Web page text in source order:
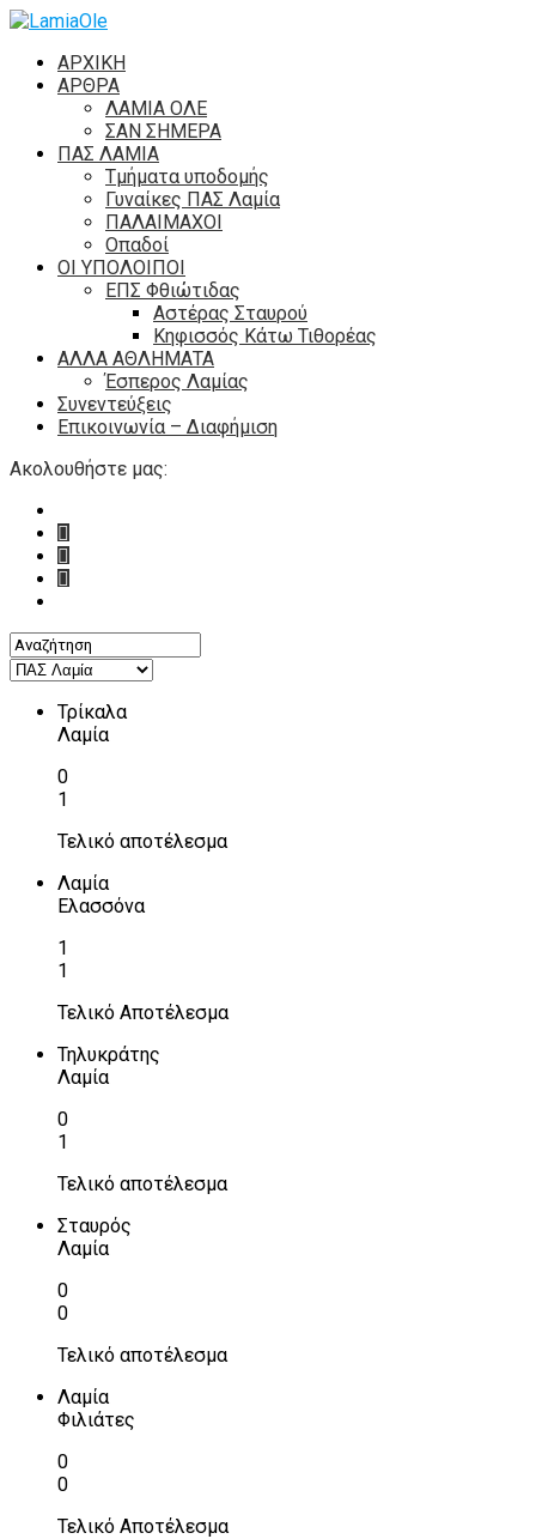
ΑΡΧΙΚΗ
ΑΡΘΡΑ
ΛΑΜΙΑ ΟΛΕ
ΣΑΝ ΣΗΜΕΡΑ
ΠΑΣ ΛΑΜΙΑ
Τμήματα υποδομής
Γυναίκες ΠΑΣ Λαμία
ΠΑΛΑΙΜΑΧΟΙ
Οπαδοί
ΟΙ ΥΠΟΛΟΙΠΟΙ
ΕΠΣ Φθιώτιδας
Αστέρας Σταυρού
Κηφισσός Κάτω Τιθορέας
ΑΛΛΑ ΑΘΛΗΜΑΤΑ
Έσπερος Λαμίας
Συνεντεύξεις
Επικοινωνία – Διαφήμιση
Ακολουθήστε μας:
Τρίκαλα
Λαμία
0
1
Τελικό αποτέλεσμα
Λαμία
Ελασσόνα
1
1
Τελικό Αποτέλεσμα
Τηλυκράτης
Λαμία
0
1
Τελικό αποτέλεσμα
Σταυρός
Λαμία
0
0
Τελικό αποτέλεσμα
Λαμία
Φιλιάτες
0
0
Τελικό Αποτέλεσμα